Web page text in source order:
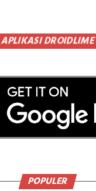
APLIKASI DROIDLIME
POPULER